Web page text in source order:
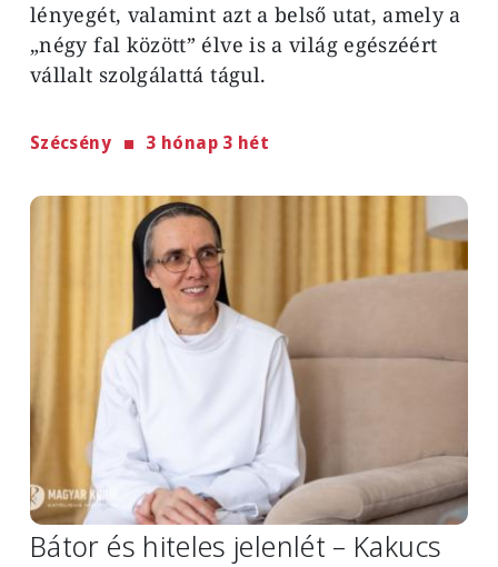
lényegét, valamint azt a belső utat, amely a
„négy fal között” élve is a világ egészéért
vállalt szolgálattá tágul.
Szécsény 3 hónap 3 hét
Image
Bátor és hiteles jelenlét – Kakucs